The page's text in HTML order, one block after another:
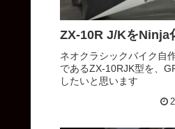
ZX-10R J/Kを
ネオクラシックバイク自
であるZX-10RJK型を、
したいと思います